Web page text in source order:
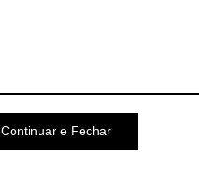
Continuar e Fechar